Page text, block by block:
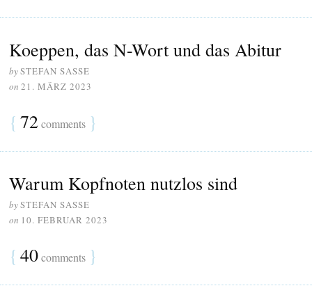
Koeppen, das N-Wort und das Abitur
bySTEFAN SASSE
on 21. MÄRZ 2023
{ 72comments }
Warum Kopfnoten nutzlos sind
bySTEFAN SASSE
on 10. FEBRUAR 2023
{ 40comments }